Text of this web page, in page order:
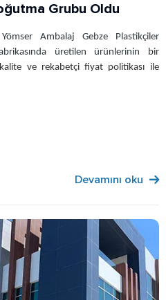
Grubu Oldu
Ambalaj Gebze Plastikçiler
üretilen ürünlerinin bir
ve rekabetçi fiyat politikası ile
Devamını oku